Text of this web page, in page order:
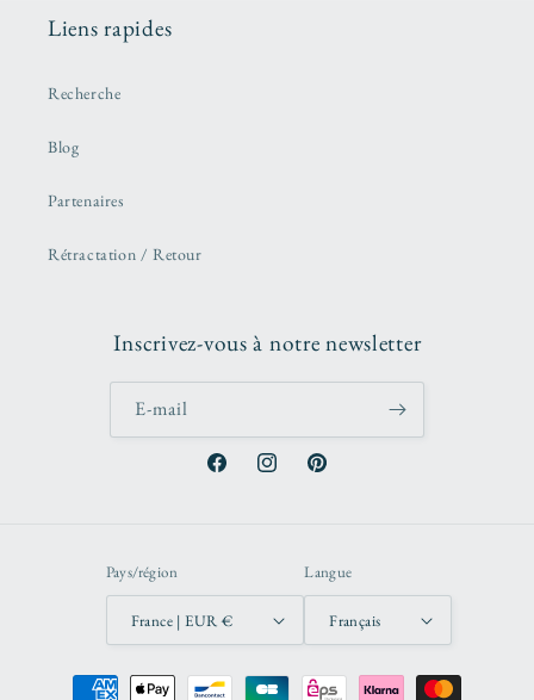
Liens rapides
Recherche
Blog
Partenaires
Rétractation / Retour
Inscrivez-vous à notre newsletter
E-mail
FacebookInstagramPinterest
Pays/région
France | EUR €
Langue
Français
Moyens